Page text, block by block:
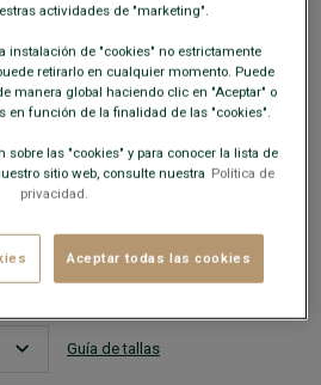
virgen
elija una talla más de su talla
habitual.
Guía de tallas
actividades de "marketing".
instalación de "cookies" no estrictamente
retirarlo en cualquier momento. Puede
manera global haciendo clic en "Aceptar" o
en función de la finalidad de las "cookies".
las "cookies" y para conocer la lista de
sitio web, consulte nuestra Política de
privacidad.
Aceptar todas las cookies